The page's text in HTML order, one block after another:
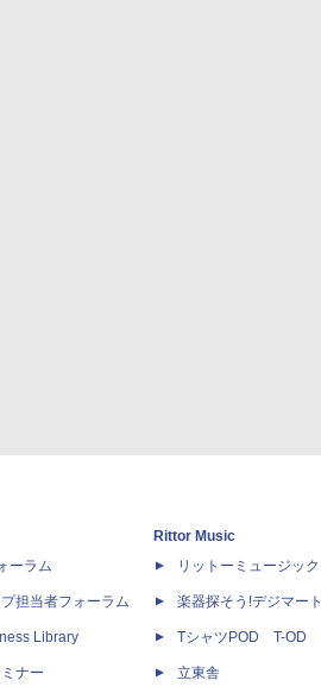
ーラム
担当者フォーラム
Library
ナー
Rittor Music
リットーミュージック
楽器探そう!デジマート
TシャツPOD T-OD
立東舎